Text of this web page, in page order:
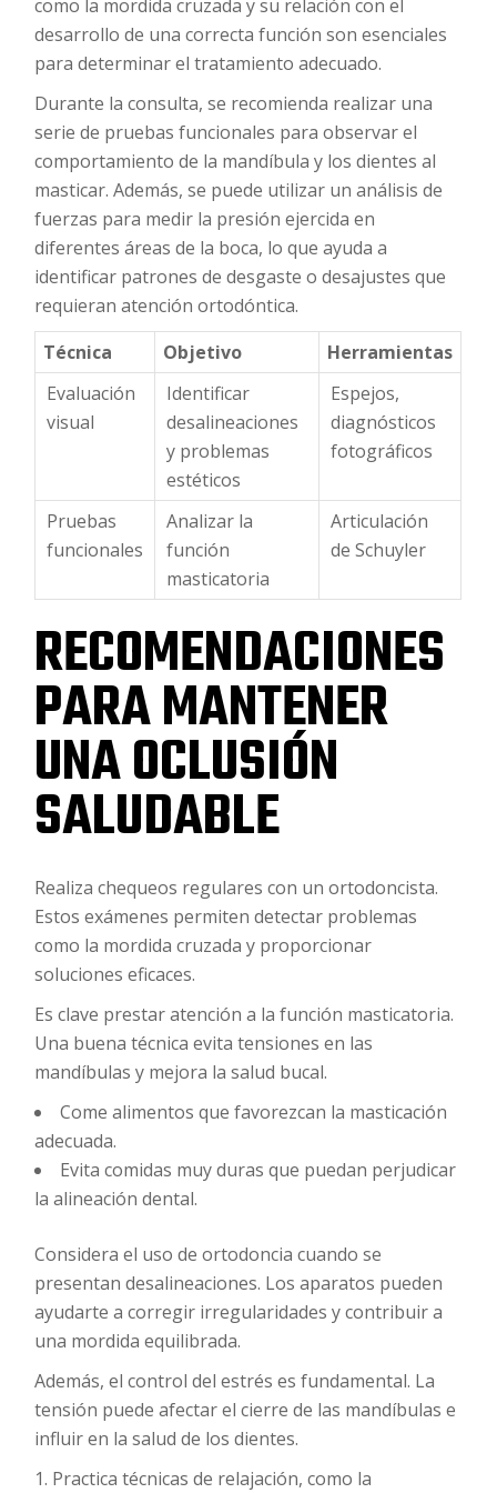
como la mordida cruzada y su relación con el
desarrollo de una correcta función son esenciales
para determinar el tratamiento adecuado.
Durante la consulta, se recomienda realizar una
serie de pruebas funcionales para observar el
comportamiento de la mandíbula y los dientes al
masticar. Además, se puede utilizar un análisis de
fuerzas para medir la presión ejercida en
diferentes áreas de la boca, lo que ayuda a
identificar patrones de desgaste o desajustes que
requieran atención ortodóntica.
Técnica
Objetivo
Herramientas
Evaluación
visual
Identificar
desalineaciones
y problemas
estéticos
Espejos,
diagnósticos
fotográficos
Pruebas
funcionales
Analizar la
función
masticatoria
Articulación
de Schuyler
RECOMENDACIONES
PARA MANTENER
UNA OCLUSIÓN
SALUDABLE
Realiza chequeos regulares con un ortodoncista.
Estos exámenes permiten detectar problemas
como la mordida cruzada y proporcionar
soluciones eficaces.
Es clave prestar atención a la función masticatoria.
Una buena técnica evita tensiones en las
mandíbulas y mejora la salud bucal.
Come alimentos que favorezcan la masticación
adecuada.
Evita comidas muy duras que puedan perjudicar
la alineación dental.
Considera el uso de ortodoncia cuando se
presentan desalineaciones. Los aparatos pueden
ayudarte a corregir irregularidades y contribuir a
una mordida equilibrada.
Además, el control del estrés es fundamental. La
tensión puede afectar el cierre de las mandíbulas e
influir en la salud de los dientes.
Practica técnicas de relajación, como la